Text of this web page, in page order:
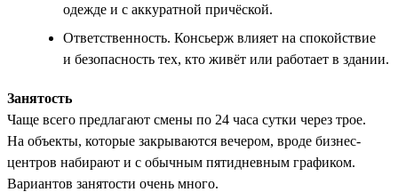
одежде и с аккуратной причёской.
Ответственность. Консьерж влияет на спокойствие
и безопасность тех, кто живёт или работает в здании.
Занятость
Чаще всего предлагают смены по 24 часа сутки через трое.
На объекты, которые закрываются вечером, вроде бизнес-
центров набирают и с обычным пятидневным графиком.
Вариантов занятости очень много.